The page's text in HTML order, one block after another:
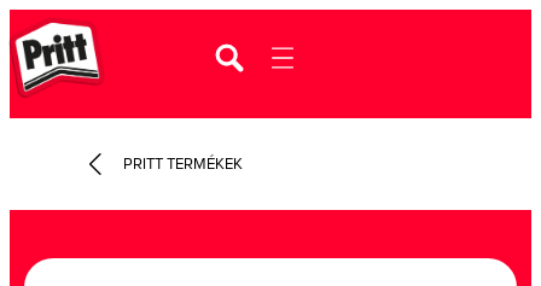
PRITT TERMÉKEK